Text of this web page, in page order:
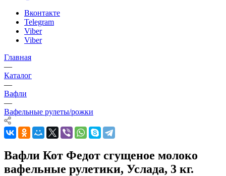
Вконтакте
Telegram
Viber
Viber
Главная
—
Каталог
—
Вафли
—
Вафельные рулеты/рожки
Вафли Кот Федот сгущеное молоко
вафельные рулетики, Услада, 3 кг.